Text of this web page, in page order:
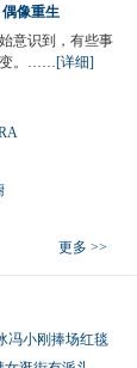
像重生
意识到，有些事
变。……[详细]
更多 >>
冯小刚捧场红毯